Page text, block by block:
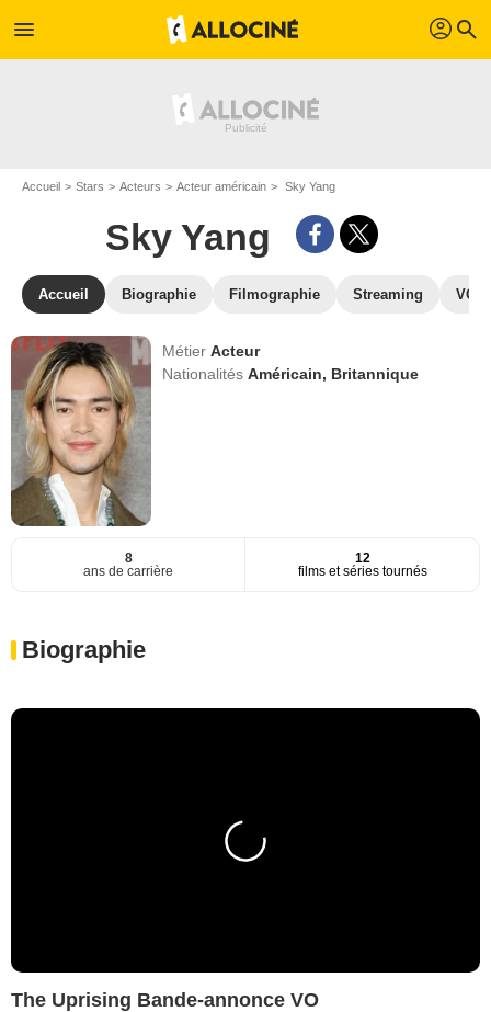
menu profil search
Accueil Stars Acteurs Acteur américain Sky Yang
Sky Yang
Accueil Biographie Filmographie Streaming
MétierActeur
NationalitésAméricain, Britannique
8
ans de carrière
12
films et séries tournés
Biographie
The Uprising Bande-annonce VO